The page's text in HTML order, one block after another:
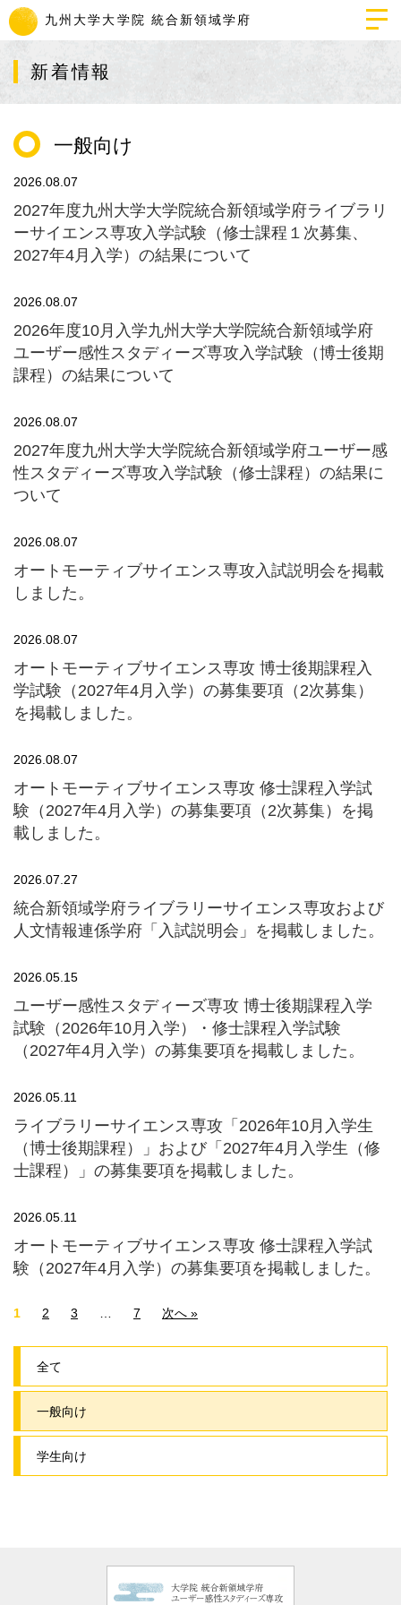
九州大学 大学院 統合新領域学府
新着情報
一般向け
2026.08.07
2027年度九州大学大学院統合新領域学府ライブラリ
ーサイエンス専攻入学試験（修士課程１次募集、
2027年4月入学）の結果について
2026.08.07
2026年度10月入学九州大学大学院統合新領域学府
ユーザー感性スタディーズ専攻入学試験（博士後期
課程）の結果について
2026.08.07
2027年度九州大学大学院統合新領域学府ユーザー感
性スタディーズ専攻入学試験（修士課程）の結果に
ついて
2026.08.07
オートモーティブサイエンス専攻入試説明会を掲載
しました。
2026.08.07
オートモーティブサイエンス専攻 博士後期課程入
学試験（2027年4月入学）の募集要項（2次募集）
を掲載しました。
2026.08.07
オートモーティブサイエンス専攻 修士課程入学試
験（2027年4月入学）の募集要項（2次募集）を掲
載しました。
2026.07.27
統合新領域学府ライブラリーサイエンス専攻および
人文情報連係学府「入試説明会」を掲載しました。
2026.05.15
ユーザー感性スタディーズ専攻 博士後期課程入学
試験（2026年10月入学）・修士課程入学試験
（2027年4月入学）の募集要項を掲載しました。
2026.05.11
ライブラリーサイエンス専攻「2026年10月入学生
（博士後期課程）」および「2027年4月入学生（修
士課程）」の募集要項を掲載しました。
2026.05.11
オートモーティブサイエンス専攻 修士課程入学試
験（2027年4月入学）の募集要項を掲載しました。
1 2 3 7 次へ »
全て
一般向け
学生向け